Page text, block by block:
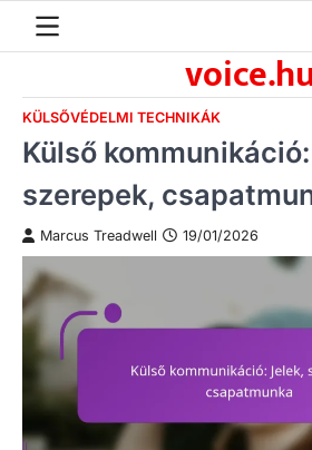
voice.hu
KÜLSŐVÉDELMI TECHNIKÁK
Külső
szerepek,
Marcus Treadwell 19/01/2026